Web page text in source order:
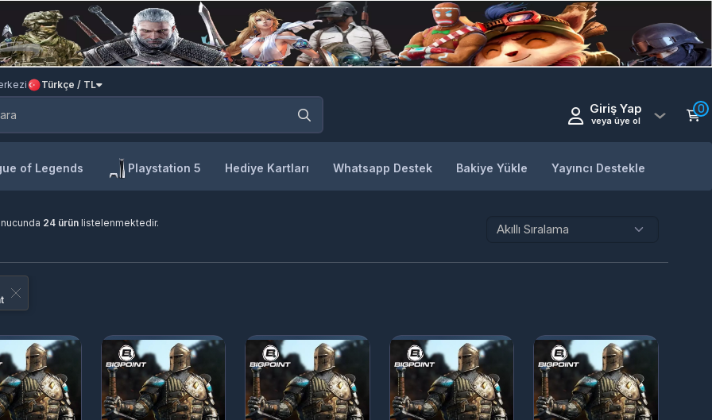
Türkçe / TL
Giriş Yap
veya üye ol
0
of Legends Playstation 5 Hediye Kartları Whatsapp Destek Bakiye Yükle Yayıncı Destekle
24 ürünlistelenmektedir.